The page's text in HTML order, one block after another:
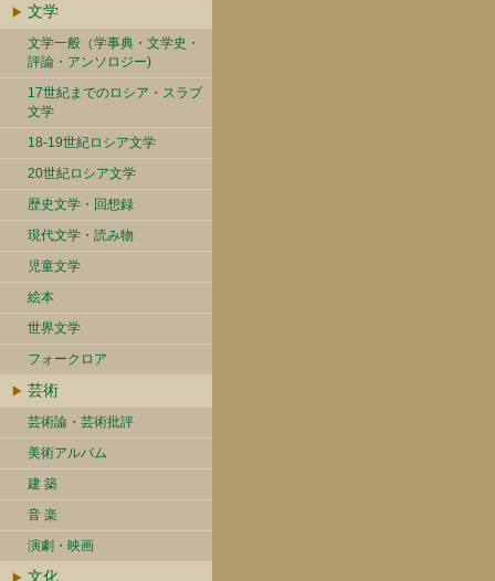
文学
文学一般（学事典・文学史・
評論・アンソロジー)
17世紀までのロシア・スラブ
文学
18-19世紀ロシア文学
20世紀ロシア文学
歴史文学・回想録
現代文学・読み物
児童文学
絵本
世界文学
フォークロア
芸術
芸術論・芸術批評
美術アルバム
建 築
音 楽
演劇・映画
文化